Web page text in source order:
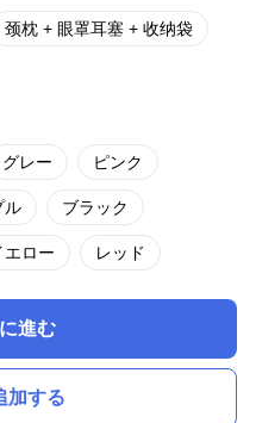
颈枕 + 眼罩耳塞 + 收纳袋
グレー ピンク
ル ブラック
エロー レッド
進む
加する